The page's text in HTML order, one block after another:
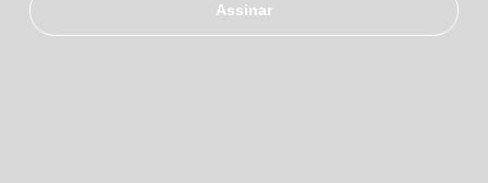
Assinar